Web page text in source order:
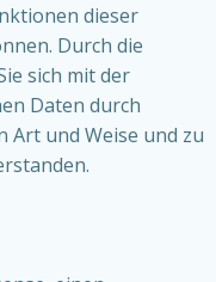
dieser
Durch die
sich mit der
Daten durch
Art und Weise und zu